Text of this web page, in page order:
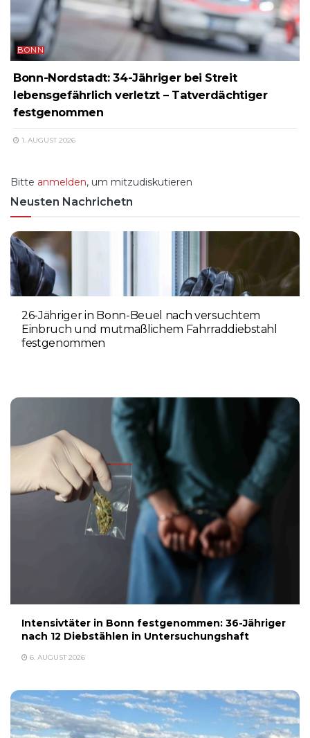
BONN
Bonn-Nordstadt: 34-Jähriger bei Streit
lebensgefährlich verletzt – Tatverdächtiger
festgenommen
1. AUGUST 2026
Bitte anmelden, um mitzudiskutieren
Neusten Nachrichetn
26-Jähriger in Bonn-Beuel nach versuchtem
Einbruch und mutmaßlichem Fahrraddiebstahl
festgenommen
Intensivtäter in Bonn festgenommen: 36-Jähriger
nach 12 Diebstählen in Untersuchungshaft
6. AUGUST 2026